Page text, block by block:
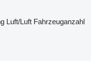
Luft/Luft Fahrzeuganzahl